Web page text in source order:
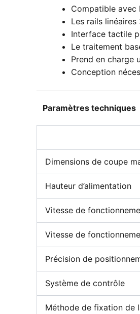
Compatible avec
Les rails
Interface tactile
Le traitement
Prend en charge
Conception
Paramètres techniques
Dimensions de coupe
Hauteur d’alimentation
Vitesse de
Vitesse de
Précision de
Système de contrôle
Méthode de fixation de